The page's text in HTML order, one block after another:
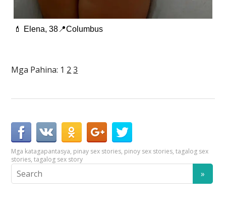
💄 Elena, 38📍Columbus
Mga Pahina: 1 2 3
Mga katagapantasya, pinay sex stories, pinoy sex stories,tagalog sex
stories,tagalog sex story